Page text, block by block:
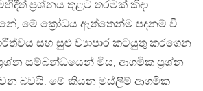
ප‍්‍රශ්නය තුළට තරමක් කිඳා
මේ ක්‍රෝධය ඇත්තෙන්ම පදනම් වී
සහ සුළු ව්‍යාපාර කටයුතු කරගෙන
සම්බන්ධයෙන් මිස, ආගමික ප‍්‍රශ්න
බවයි. මේ කියන මුස්ලිම් ආගමික